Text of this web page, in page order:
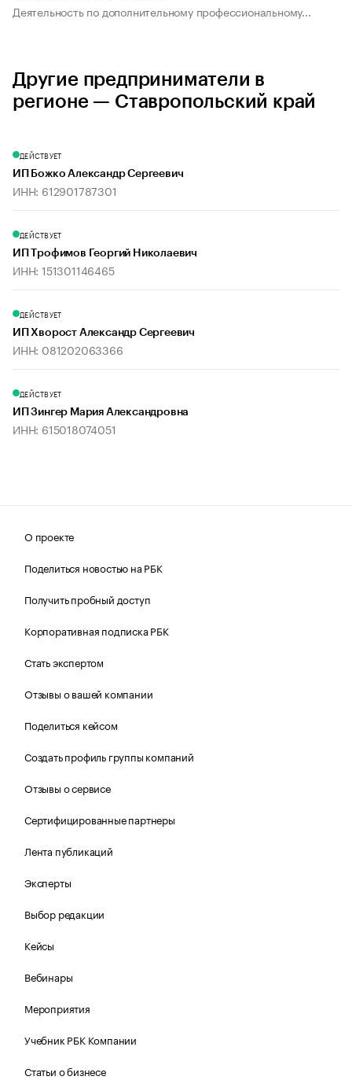
Деятельность по дополнительному профессиональному...
Другие предприниматели в
регионе — Ставропольский край
ДЕЙСТВУЕТ
ИП Божко Александр Сергеевич
ИНН: 612901787301
ДЕЙСТВУЕТ
ИП Трофимов Георгий Николаевич
ИНН: 151301146465
ДЕЙСТВУЕТ
ИП Хворост Александр Сергеевич
ИНН: 081202063366
ДЕЙСТВУЕТ
ИП Зингер Мария Александровна
ИНН: 615018074051
О проекте
Поделиться новостью на РБК
Получить пробный доступ
Корпоративная подписка РБК
Стать экспертом
Отзывы о вашей компании
Поделиться кейсом
Создать профиль группы компаний
Отзывы о сервисе
Сертифицированные партнеры
Лента публикаций
Эксперты
Выбор редакции
Кейсы
Вебинары
Мероприятия
Учебник РБК Компании
Статьи о бизнесе